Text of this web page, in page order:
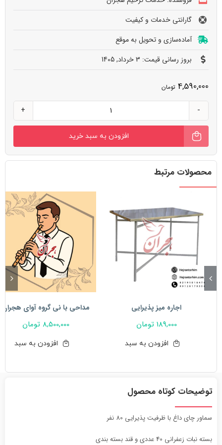
گارانتی خدمات و کیفیت
آماده‌سازی و تحویل به‌ موقع
بروز رسانی قیمت: 3 خرداد, 1405
4,590,000 تومان
سماور
چای
و
نبات
افزودن به سبد خرید
محصولات مرتبط
اجاره میز پذیرایی
189,000 تومان
افزودن به سبد
مداحی با نی گروه آوای هجران
8,500,000 تومان
افزودن به سبد
توضیحات کوتاه محصول
سماور چای داغ با ظرفیت پذیرایی 80 نفر
بسته نبات زعفرانی 40 عددی و قند بسته بندی